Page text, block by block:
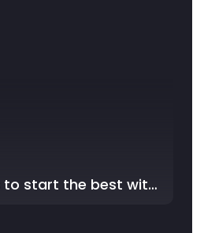
The right tools to start the best with YouDriver - In the …